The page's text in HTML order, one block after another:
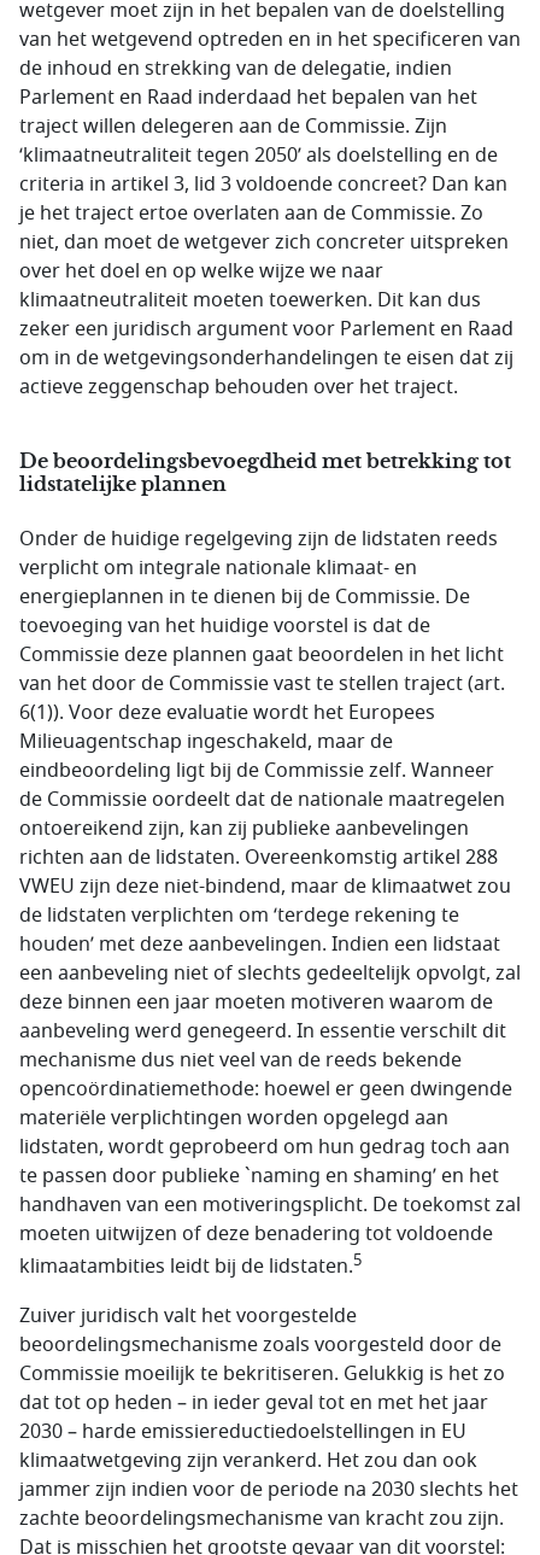
wetgever moet zijn in het bepalen van de doelstelling
van het wetgevend optreden en in het specificeren van
de inhoud en strekking van de delegatie, indien
Parlement en Raad inderdaad het bepalen van het
traject willen delegeren aan de Commissie. Zijn
‘klimaatneutraliteit tegen 2050’ als doelstelling en de
criteria in artikel 3, lid 3 voldoende concreet? Dan kan
je het traject ertoe overlaten aan de Commissie. Zo
niet, dan moet de wetgever zich concreter uitspreken
over het doel en op welke wijze we naar
klimaatneutraliteit moeten toewerken. Dit kan dus
zeker een juridisch argument voor Parlement en Raad
om in de wetgevingsonderhandelingen te eisen dat zij
actieve zeggenschap behouden over het traject.
De beoordelingsbevoegdheid met betrekking tot
lidstatelijke plannen
Onder de huidige regelgeving zijn de lidstaten reeds
verplicht om integrale nationale klimaat- en
energieplannen in te dienen bij de Commissie. De
toevoeging van het huidige voorstel is dat de
Commissie deze plannen gaat beoordelen in het licht
van het door de Commissie vast te stellen traject (art.
6(1)). Voor deze evaluatie wordt het Europees
Milieuagentschap ingeschakeld, maar de
eindbeoordeling ligt bij de Commissie zelf. Wanneer
de Commissie oordeelt dat de nationale maatregelen
ontoereikend zijn, kan zij publieke aanbevelingen
richten aan de lidstaten. Overeenkomstig artikel 288
VWEU zijn deze niet-bindend, maar de klimaatwet zou
de lidstaten verplichten om ‘terdege rekening te
houden’ met deze aanbevelingen. Indien een lidstaat
een aanbeveling niet of slechts gedeeltelijk opvolgt, zal
deze binnen een jaar moeten motiveren waarom de
aanbeveling werd genegeerd. In essentie verschilt dit
mechanisme dus niet veel van de reeds bekende
opencoördinatiemethode: hoewel er geen dwingende
materiële verplichtingen worden opgelegd aan
lidstaten, wordt geprobeerd om hun gedrag toch aan
te passen door publieke `naming en shaming’ en het
handhaven van een motiveringsplicht. De toekomst zal
moeten uitwijzen of deze benadering tot voldoende
klimaatambities leidt bij de lidstaten.5
Zuiver juridisch valt het voorgestelde
beoordelingsmechanisme zoals voorgesteld door de
Commissie moeilijk te bekritiseren. Gelukkig is het zo
dat tot op heden – in ieder geval tot en met het jaar
2030 – harde emissiereductiedoelstellingen in EU
klimaatwetgeving zijn verankerd. Het zou dan ook
jammer zijn indien voor de periode na 2030 slechts het
zachte beoordelingsmechanisme van kracht zou zijn.
Dat is misschien het grootste gevaar van dit voorstel: